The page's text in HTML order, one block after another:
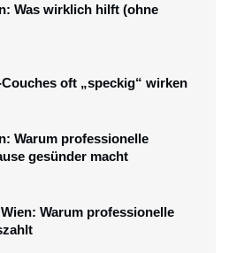
Was wirklich hilft (ohne
oft „speckig“ wirken
Warum professionelle
gesünder macht
Warum professionelle